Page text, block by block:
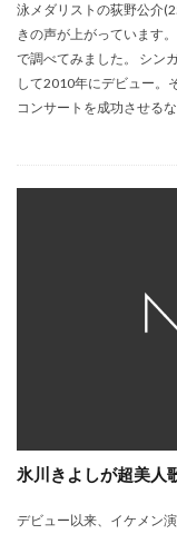
泳メダリストの荻野公介
きの声が上がっています
で調べてみました。 シン
して2010年にデビュー。
コンサートを成功させる
氷川きよしが超美人
デビュー以来、イケメン